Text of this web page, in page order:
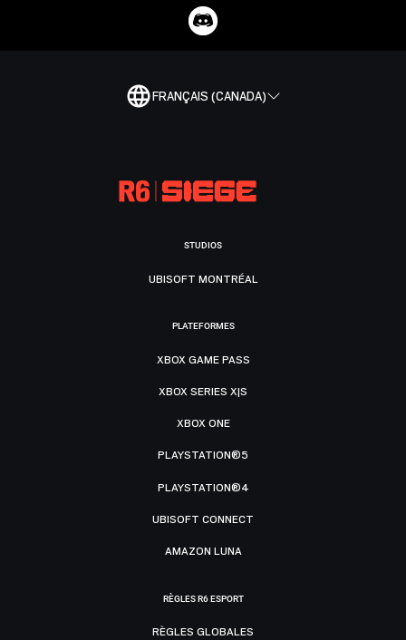
FRANÇAIS (CANADA)
STUDIOS
UBISOFT MONTRÉAL
PLATEFORMES
XBOX GAME PASS
XBOX SERIES X|S
XBOX ONE
PLAYSTATION®5
PLAYSTATION®4
UBISOFT CONNECT
AMAZON LUNA
RÈGLES R6 ESPORT
RÈGLES GLOBALES